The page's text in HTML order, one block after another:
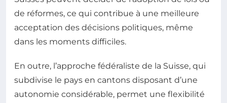
de réformes, ce qui contribue à une meilleure
acceptation des décisions politiques, même
dans les moments difficiles.
En outre, l’approche fédéraliste de la Suisse, qui
subdivise le pays en cantons disposant d’une
autonomie considérable, permet une flexibilité